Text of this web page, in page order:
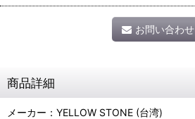
お問い合わせ
商品詳細
メーカー：YELLOW STONE (台湾)